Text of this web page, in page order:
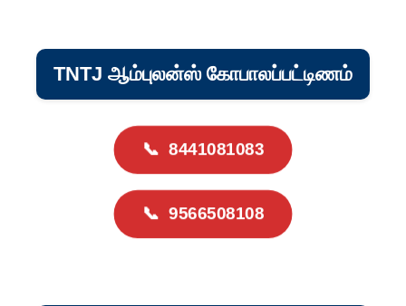
TNTJ ஆம்புலன்ஸ் கோபாலப்பட்டிணம்
📞 8441081083
📞 9566508108